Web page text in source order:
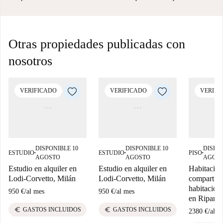
Otras propiedades publicadas con
nosotros
VERIFICADO
ESTUDIO■
DISPONIBLE 10
AGOSTO
Estudio en alquiler en
Lodi-Corvetto, Milán
950 €/al mes
euro GASTOS INCLUIDOS
VERIFICADO
ESTUDIO■
DISPONIBLE 10
AGOSTO
Estudio en alquiler en
Lodi-Corvetto, Milán
950 €/al mes
euro GASTOS INCLUIDOS
PISO■
en
2380 €/al